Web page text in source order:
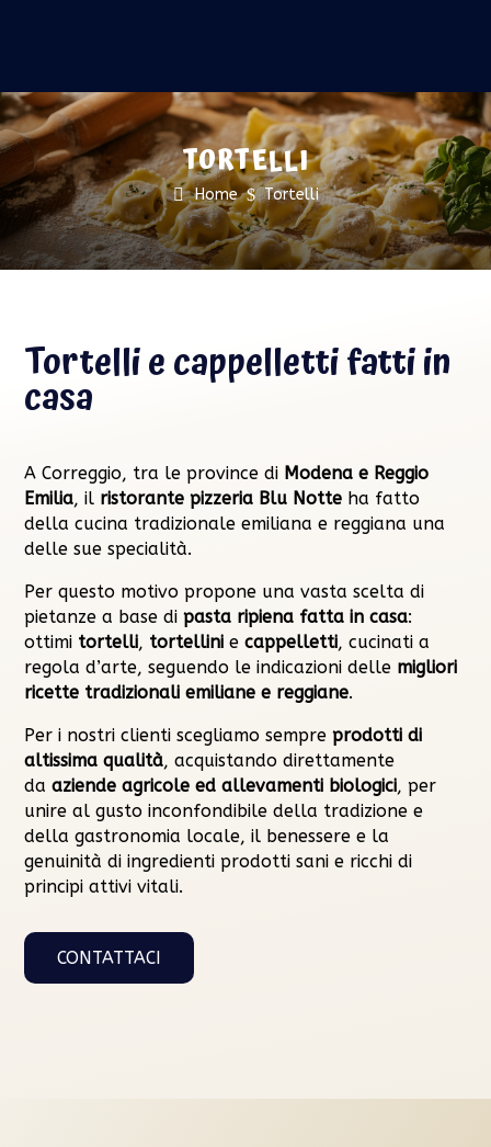
TORTELLI
Home $ Tortelli
Tortelli e cappelletti fatti in
casa
A Correggio, tra le province di Modena e Reggio
Emilia, il ristorante pizzeria Blu Notte ha fatto
della cucina tradizionale emiliana e reggiana una
delle sue specialità.
Per questo motivo propone una vasta scelta di
pietanze a base di pasta ripiena fatta in casa:
ottimi tortelli, tortellini e cappelletti, cucinati a
regola d’arte, seguendo le indicazioni delle migliori
ricette tradizionali emiliane e reggiane.
Per i nostri clienti scegliamo sempre prodotti di
altissima qualità, acquistando direttamente
da aziende agricole ed allevamenti biologici, per
unire al gusto inconfondibile della tradizione e
della gastronomia locale, il benessere e la
genuinità di ingredienti prodotti sani e ricchi di
principi attivi vitali.
CONTATTACI